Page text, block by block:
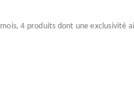
4 produits dont une exclusivité